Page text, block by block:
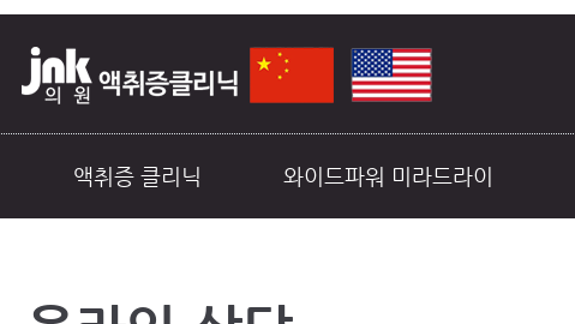
액취증 클리닉 와이드파워 미라드라이